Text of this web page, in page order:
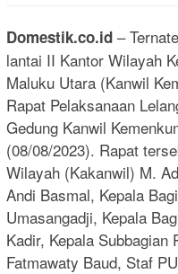
Domestik.co.id –
lantai II Kantor Wilayah
Maluku Utara (Kanwil
Rapat Pelaksanaan
Gedung Kanwil
(08/08/2023). Rapat
Wilayah (Kakanwil) M.
Andi Basmal, Kepala
Umasangadji, Kepala
Kadir, Kepala Subbagian
Fatmawaty Baud, Staf